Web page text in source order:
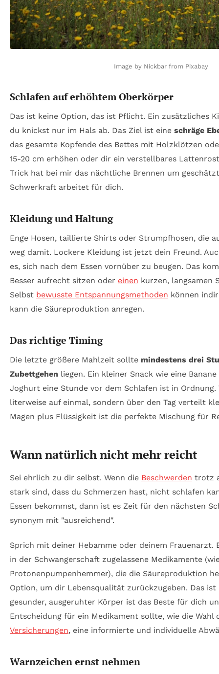
Image by Nickbar from Pixabay
Schlafen auf erhöhtem Oberkörper
Das ist keine Option, das ist Pflicht. Ein zusätzliches
du knickst nur im Hals ab. Das Ziel ist eine schräge
das gesamte Kopfende des Bettes mit Holzklötzen
15-20 cm erhöhen oder dir ein verstellbares
Trick hat bei mir das nächtliche Brennen um
Schwerkraft arbeitet für dich.
Kleidung und Haltung
Enge Hosen, taillierte Shirts oder Strumpfhosen, die
weg damit. Lockere Kleidung ist jetzt dein Freund.
es, sich nach dem Essen vornüber zu beugen. Das
Besser aufrecht sitzen oder einen kurzen, langsamen
Selbst bewusste Entspannungsmethoden können
kann die Säureproduktion anregen.
Das richtige Timing
Die letzte größere Mahlzeit sollte mindestens drei
Zubettgehen liegen. Ein kleiner Snack wie eine
Joghurt eine Stunde vor dem Schlafen ist in
literweise auf einmal, sondern über den Tag verteilt
Magen plus Flüssigkeit ist die perfekte Mischung für
Wann natürlich nicht mehr reicht
Sei ehrlich zu dir selbst. Wenn die Beschwerden trotz
stark sind, dass du Schmerzen hast, nicht schlafen
Essen bekommst, dann ist es Zeit für den nächsten
synonym mit "ausreichend".
Sprich mit deiner Hebamme oder deinem Frauenarzt.
in der Schwangerschaft zugelassene Medikamente
Protonenpumpenhemmer), die die Säureproduktion
Option, um dir Lebensqualität zurückzugeben. Das ist
gesunder, ausgeruhter Körper ist das Beste für dich
Entscheidung für ein Medikament sollte, wie die Wahl
Versicherungen, eine informierte und individuelle
Warnzeichen ernst nehmen